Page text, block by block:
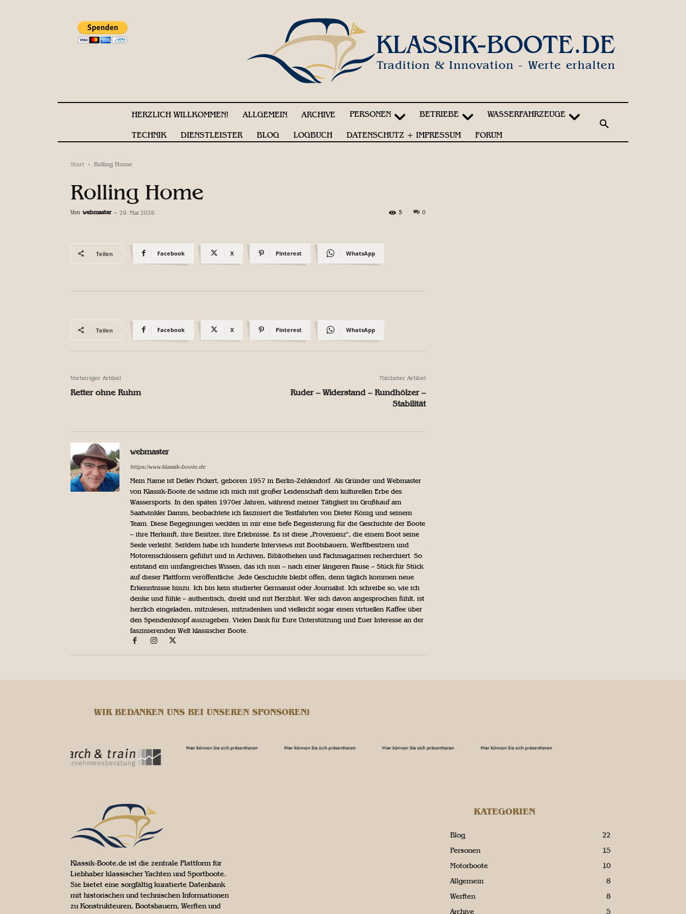
KLASSIK-BOOTE.DE
Tradition & Innovation - Werte erhalten
HERZLICH WILLKOMMEN! ALLGEMEIN ARCHIVE PERSONEN BETRIEBE WASSERFAHRZEUGE
TECHNIK DIENSTLEISTER BLOG LOGBUCH DATENSCHUTZ + IMPRESSUM FORUM
Start Rolling Home
Rolling Home
Von webmaster - 29. Mai 2026 0
5
Teilen Facebook X Pinterest WhatsApp
Teilen Facebook X Pinterest WhatsApp
Vorheriger Artikel
Retter ohne Ruhm
Nächster Artikel
Ruder – Widerstand – Rundhölzer –
Stabilität
webmaster
https://www.klassik-boote.de
Mein Name ist Detlev Pickert, geboren 1957 in Berlin-Zehlendorf. Als Gründer und Webmaster
von Klassik-Boote.de widme ich mich mit großer Leidenschaft dem kulturellen Erbe des
Wassersports. In den späten 1970er Jahren, während meiner Tätigkeit im Großkauf am
Saatwinkler Damm, beobachtete ich fasziniert die Testfahrten von Dieter König und seinem
Team. Diese Begegnungen weckten in mir eine tiefe Begeisterung für die Geschichte der Boote
– ihre Herkunft, ihre Besitzer, ihre Erlebnisse. Es ist diese „Provenienz“, die einem Boot seine
Seele verleiht. Seitdem habe ich hunderte Interviews mit Bootsbauern, Werftbesitzern und
Motorenschlossern geführt und in Archiven, Bibliotheken und Fachmagazinen recherchiert. So
entstand ein umfangreiches Wissen, das ich nun – nach einer längeren Pause – Stück für Stück
auf dieser Plattform veröffentliche. Jede Geschichte bleibt offen, denn täglich kommen neue
Erkenntnisse hinzu. Ich bin kein studierter Germanist oder Journalist. Ich schreibe so, wie ich
denke und fühle – authentisch, direkt und mit Herzblut. Wer sich davon angesprochen fühlt, ist
herzlich eingeladen, mitzulesen, mitzudenken und vielleicht sogar einen virtuellen Kaffee über
den Spendenknopf auszugeben. Vielen Dank für Eure Unterstützung und Euer Interesse an der
faszinierenden Welt klassischer Boote.
WIR BEDANKEN UNS BEI UNSEREN SPONSOREN!
Klassik-Boote.de ist die zentrale Plattform für
Liebhaber klassischer Yachten und Sportboote.
Sie bietet eine sorgfältig kuratierte Datenbank
mit historischen und technischen Informationen
zu Konstrukteuren, Bootsbauern, Werften und
KATEGORIEN
Blog
22
Personen
15
Motorboote
10
Allgemein
8
Werften
8
Archive
5